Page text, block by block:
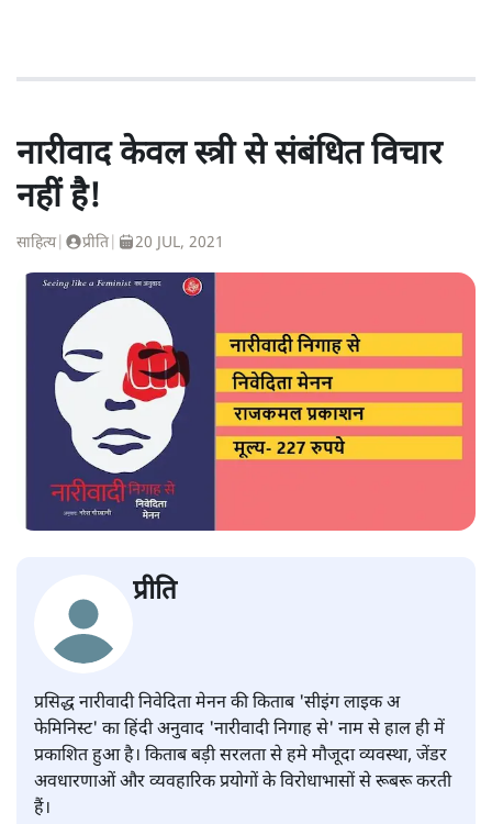
नारीवाद केवल स्त्री से संबंधित विचार
नहीं है!
साहित्य| प्रीति 20 JUL, 2021
प्रीति
प्रसिद्ध नारीवादी निवेदिता मेनन की किताब 'सीइंग लाइक अ
फेमिनिस्ट' का हिंदी अनुवाद 'नारीवादी निगाह से' नाम से हाल ही में
प्रकाशित हुआ है। किताब बड़ी सरलता से हमे मौजूदा व्यवस्था, जेंडर
अवधारणाओं और व्यवहारिक प्रयोगों के विरोधाभासों से रूबरू करती
हैं।